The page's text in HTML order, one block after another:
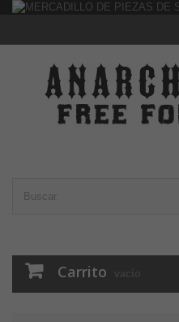
Carrito vacío